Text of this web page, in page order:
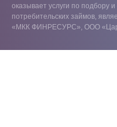
оказывает услуги по подбору
потребительских займов,
«МКК ФИНРЕСУРС», ООО